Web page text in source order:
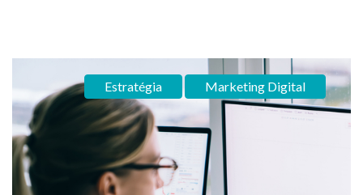
Estratégia Marketing Digital